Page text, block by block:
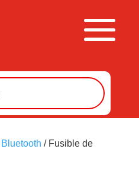
Bluetooth / Fusible de